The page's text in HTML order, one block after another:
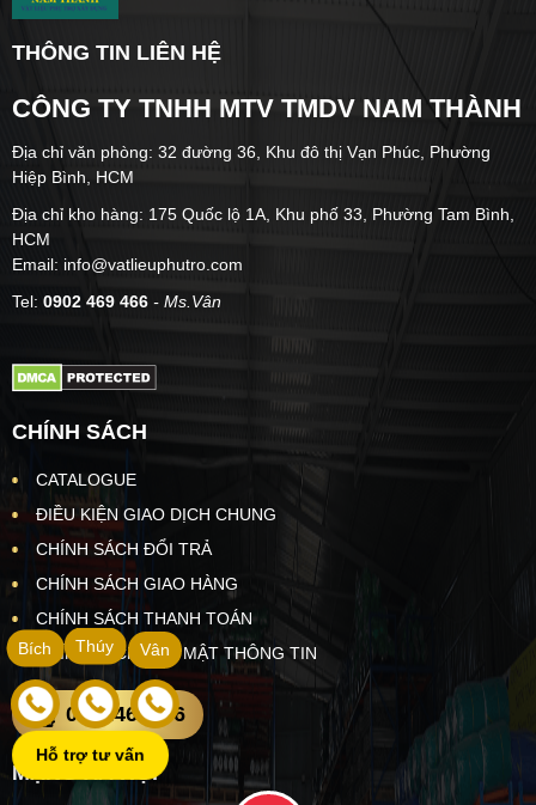
THÔNG TIN LIÊN HỆ
CÔNG TY TNHH MTV TMDV NAM THÀNH
Địa chỉ văn phòng: 32 đường 36, Khu đô thị Vạn Phúc, Phường
Hiệp Bình, HCM
Địa chỉ kho hàng: 175 Quốc lộ 1A, Khu phố 33, Phường Tam Bình,
HCM
Email: info@vatlieuphutro.com
Tel: 0902 469 466 - Ms.Vân
CHÍNH SÁCH
CATALOGUE
ĐIỀU KIỆN GIAO DỊCH CHUNG
CHÍNH SÁCH ĐỔI TRẢ
CHÍNH SÁCH GIAO HÀNG
CHÍNH SÁCH THANH TOÁN
CHÍNH SÁCH BẢO MẬT THÔNG TIN
0902469466
MẠNG XÃ HỘI
Vân
Thúy
Bích
Hỗ trợ tư vấn